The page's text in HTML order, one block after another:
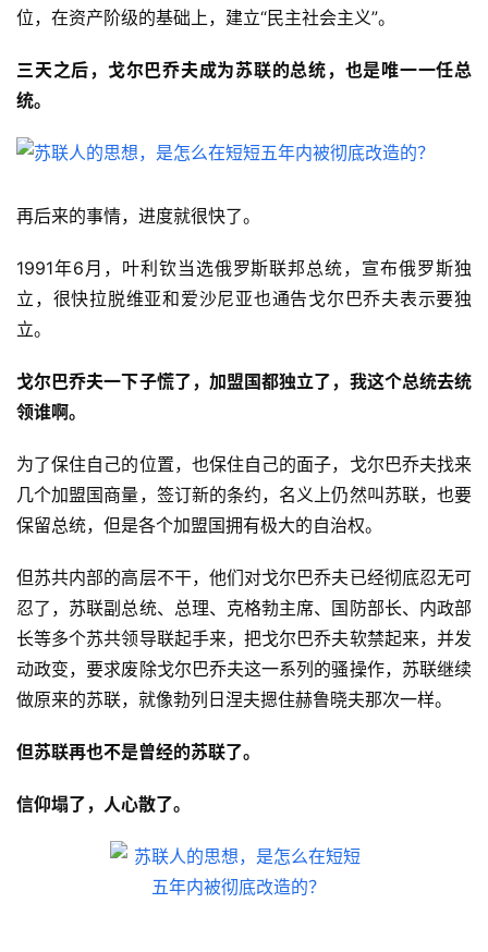
位，在资产阶级的基础上，建立“民主社会主义”。
三天之后，戈尔巴乔夫成为苏联的总统，也是唯一一任总
统。
再后来的事情，进度就很快了。
1991年6月，叶利钦当选俄罗斯联邦总统，宣布俄罗斯独
立，很快拉脱维亚和爱沙尼亚也通告戈尔巴乔夫表示要独
立。
戈尔巴乔夫一下子慌了，加盟国都独立了，我这个总统去统
领谁啊。
为了保住自己的位置，也保住自己的面子，戈尔巴乔夫找来
几个加盟国商量，签订新的条约，名义上仍然叫苏联，也要
保留总统，但是各个加盟国拥有极大的自治权。
但苏共内部的高层不干，他们对戈尔巴乔夫已经彻底忍无可
忍了，苏联副总统、总理、克格勃主席、国防部长、内政部
长等多个苏共领导联起手来，把戈尔巴乔夫软禁起来，并发
动政变，要求废除戈尔巴乔夫这一系列的骚操作，苏联继续
做原来的苏联，就像勃列日涅夫摁住赫鲁晓夫那次一样。
但苏联再也不是曾经的苏联了。
信仰塌了，人心散了。